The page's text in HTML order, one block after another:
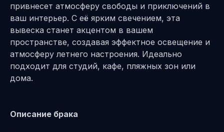
привнесет атмосферу свободы и приключений в
ваш интерьер. С её ярким свечением, эта
вывеска станет акцентом в вашем
пространстве, создавая эффектное освещение и
атмосферу летнего настроения. Идеально
подходит для студий, кафе, пляжных зон или
дома.
Описание брака